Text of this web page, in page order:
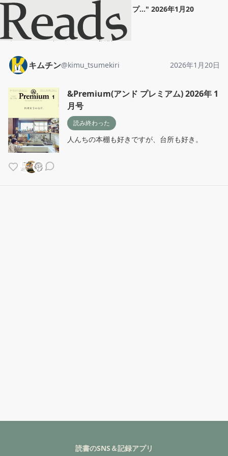
&Premium(アンド プ..." 2026年1月20
日
ホーム
キムチン 投稿
キムチン@kimu_tsumekiri 2026年1月20日
&Premium(アンド プレミアム) 2026年 1
月号
読み終わった
人んちの本棚も好きですが、台所も好き。
読書のSNS＆記録アプリ